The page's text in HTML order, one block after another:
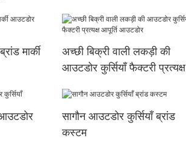
मार्की
अच्छी बिक्री वाली लकड़ी की
आउटडोर कुर्सियाँ फैक्टरी प्रत्यक्ष
सागौन आउटडोर कुर्सियाँ ब्रांड
कस्टम